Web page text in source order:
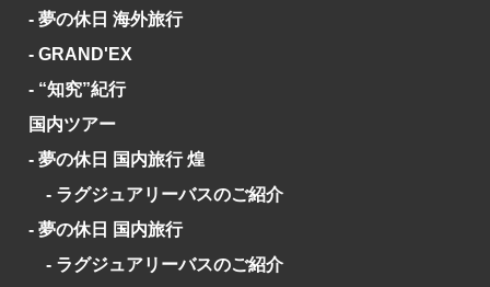
- 夢の休日 海外旅行
- GRAND'EX
- “知究”紀行
国内ツアー
- 夢の休日 国内旅行 煌
- ラグジュアリーバスのご紹介
- 夢の休日 国内旅行
- ラグジュアリーバスのご紹介